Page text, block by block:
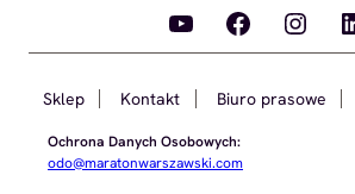
YouTube Facebook Instagram LinkedIn
Sklep Kontakt Biuro prasowe
Ochrona Danych Osobowych:
odo@maratonwarszawski.com